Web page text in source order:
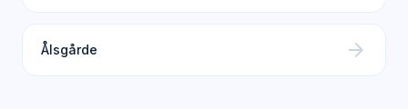
Ålsgårde arrow_forward